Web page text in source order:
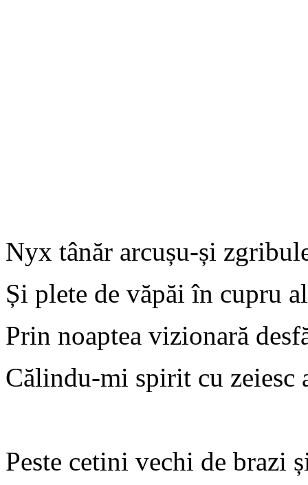
Nyx tânăr arcușu-și
Și plete de văpăi în cupru
Prin noaptea vizionară
Călindu-mi spirit cu zeiesc
Peste cetini vechi de brazi